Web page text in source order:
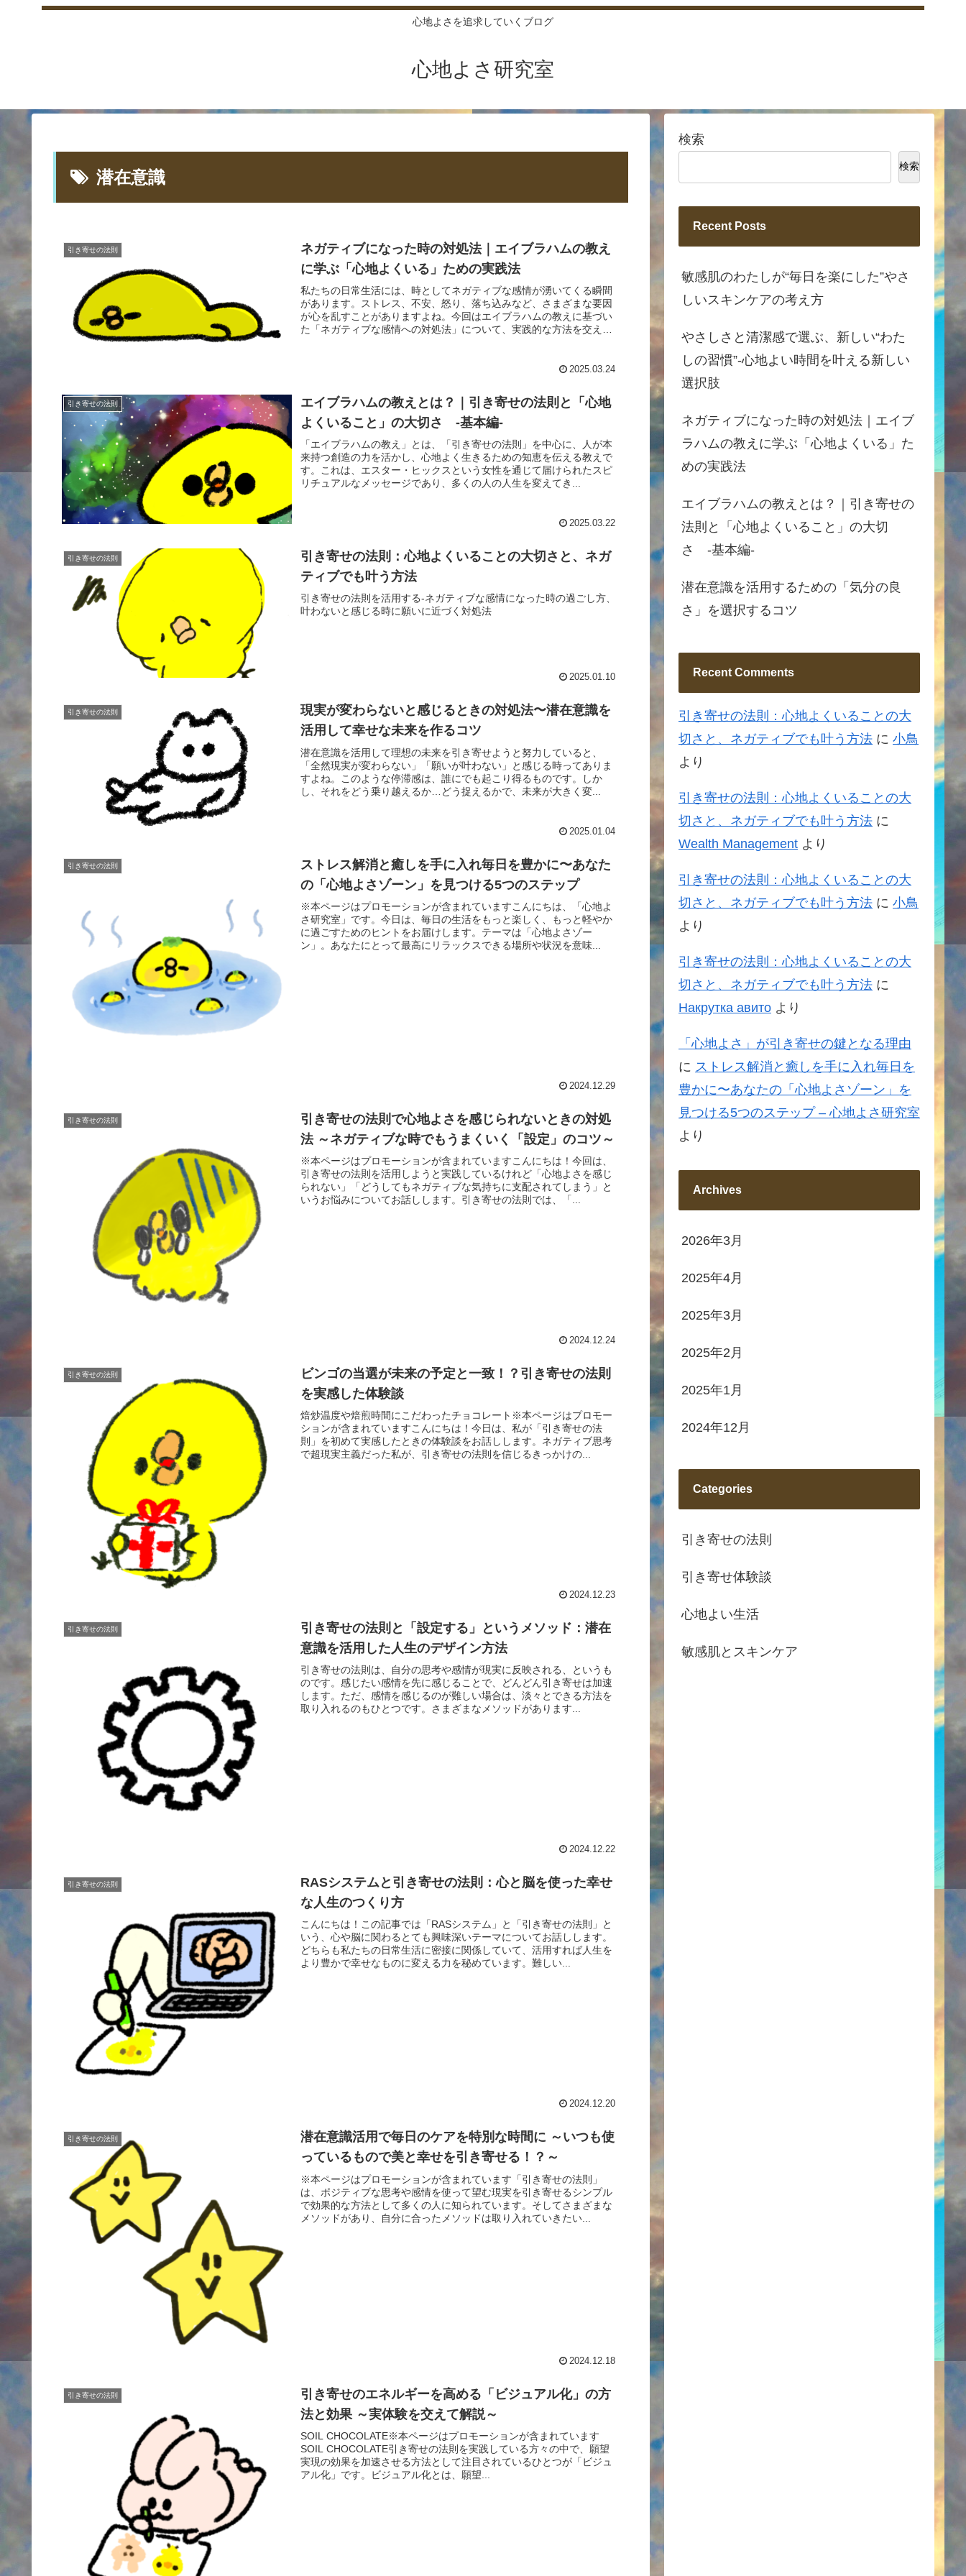
心地よさを追求していくブログ
心地よさ研究室
潜在意識
引き寄せの法則
ネガティブになった時の対処法｜エイブラハムの教え
に学ぶ「心地よくいる」ための実践法
私たちの日常生活には、時としてネガティブな感情が湧いてくる瞬間
があります。ストレス、不安、怒り、落ち込みなど、さまざまな要因
が心を乱すことがありますよね。今回はエイブラハムの教えに基づい
た「ネガティブな感情への対処法」について、実践的な方法を交えな
2025.03.24
引き寄せの法則
エイブラハムの教えとは？｜引き寄せの法則と「心地
よくいること」の大切さ -基本編-
「エイブラハムの教え」とは、「引き寄せの法則」を中心に、人が本
来持つ創造の力を活かし、心地よく生きるための知恵を伝える教えで
す。これは、エスター・ヒックスという女性を通じて届けられたスピ
リチュアルなメッセージであり、多くの人の人生を変えてき...
2025.03.22
引き寄せの法則
引き寄せの法則：心地よくいることの大切さと、ネガ
ティブでも叶う方法
引き寄せの法則を活用する-ネガティブな感情になった時の過ごし方、
叶わないと感じる時に願いに近づく対処法
2025.01.10
引き寄せの法則
現実が変わらないと感じるときの対処法〜潜在意識を
活用して幸せな未来を作るコツ
潜在意識を活用して理想の未来を引き寄せようと努力していると、
「全然現実が変わらない」「願いが叶わない」と感じる時ってありま
すよね。このような停滞感は、誰にでも起こり得るものです。しか
し、それをどう乗り越えるか…どう捉えるかで、未来が大きく変...
2025.01.04
引き寄せの法則
ストレス解消と癒しを手に入れ毎日を豊かに〜あなた
の「心地よさゾーン」を見つける5つのステップ
※本ページはプロモーションが含まれていますこんにちは、「心地よ
さ研究室」です。今日は、毎日の生活をもっと楽しく、もっと軽やか
に過ごすためのヒントをお届けします。テーマは「心地よさゾー
ン」。あなたにとって最高にリラックスできる場所や状況を意味...
2024.12.29
引き寄せの法則
引き寄せの法則で心地よさを感じられないときの対処
法 ～ネガティブな時でもうまくいく「設定」のコツ～
※本ページはプロモーションが含まれていますこんにちは！今回は、
引き寄せの法則を活用しようと実践しているけれど「心地よさを感じ
られない」「どうしてもネガティブな気持ちに支配されてしまう」と
いうお悩みについてお話しします。引き寄せの法則では、「...
2024.12.24
引き寄せの法則
ビンゴの当選が未来の予定と一致！？引き寄せの法則
を実感した体験談
焙炒温度や焙煎時間にこだわったチョコレート※本ページはプロモー
ションが含まれていますこんにちは！今日は、私が「引き寄せの法
則」を初めて実感したときの体験談をお話しします。ネガティブ思考
で超現実主義だった私が、引き寄せの法則を信じるきっかけの...
2024.12.23
引き寄せの法則
引き寄せの法則と「設定する」というメソッド：潜在
意識を活用した人生のデザイン方法
引き寄せの法則は、自分の思考や感情が現実に反映される、というも
のです。感じたい感情を先に感じることで、どんどん引き寄せは加速
します。ただ、感情を感じるのが難しい場合は、淡々とできる方法を
取り入れるのもひとつです。さまざまなメソッドがあります...
2024.12.22
引き寄せの法則
RASシステムと引き寄せの法則：心と脳を使った幸せ
な人生のつくり方
こんにちは！この記事では「RASシステム」と「引き寄せの法則」と
いう、心や脳に関わるとても興味深いテーマについてお話しします。
どちらも私たちの日常生活に密接に関係していて、活用すれば人生を
より豊かで幸せなものに変える力を秘めています。難しい...
2024.12.20
引き寄せの法則
潜在意識活用で毎日のケアを特別な時間に ～いつも使
っているもので美と幸せを引き寄せる！？～
※本ページはプロモーションが含まれています「引き寄せの法則」
は、ポジティブな思考や感情を使って望む現実を引き寄せるシンプル
で効果的な方法として多くの人に知られています。そしてさまざまな
メソッドがあり、自分に合ったメソッドは取り入れていきたい...
2024.12.18
引き寄せの法則
引き寄せのエネルギーを高める「ビジュアル化」の方
法と効果 ～実体験を交えて解説～
SOIL CHOCOLATE※本ページはプロモーションが含まれています
SOIL CHOCOLATE引き寄せの法則を実践している方々の中で、願望
実現の効果を加速させる方法として注目されているひとつが「ビジュ
アル化」です。ビジュアル化とは、願望...
検索
検索
Recent Posts
敏感肌のわたしが“毎日を楽にした”やさ
しいスキンケアの考え方
やさしさと清潔感で選ぶ、新しい“わた
しの習慣”-心地よい時間を叶える新しい
選択肢
ネガティブになった時の対処法｜エイブ
ラハムの教えに学ぶ「心地よくいる」た
めの実践法
エイブラハムの教えとは？｜引き寄せの
法則と「心地よくいること」の大切
さ -基本編-
潜在意識を活用するための「気分の良
さ」を選択するコツ
Recent Comments
引き寄せの法則：心地よくいることの大
切さと、ネガティブでも叶う方法 に 小鳥
より
引き寄せの法則：心地よくいることの大
切さと、ネガティブでも叶う方法 に
Wealth Management より
引き寄せの法則：心地よくいることの大
切さと、ネガティブでも叶う方法 に 小鳥
より
引き寄せの法則：心地よくいることの大
切さと、ネガティブでも叶う方法 に
Накрутка авито より
「心地よさ」が引き寄せの鍵となる理由
に ストレス解消と癒しを手に入れ毎日を
豊かに〜あなたの「心地よさゾーン」を
見つける5つのステップ – 心地よさ研究室
より
Archives
2026年3月
2025年4月
2025年3月
2025年2月
2025年1月
2024年12月
Categories
引き寄せの法則
引き寄せ体験談
心地よい生活
敏感肌とスキンケア